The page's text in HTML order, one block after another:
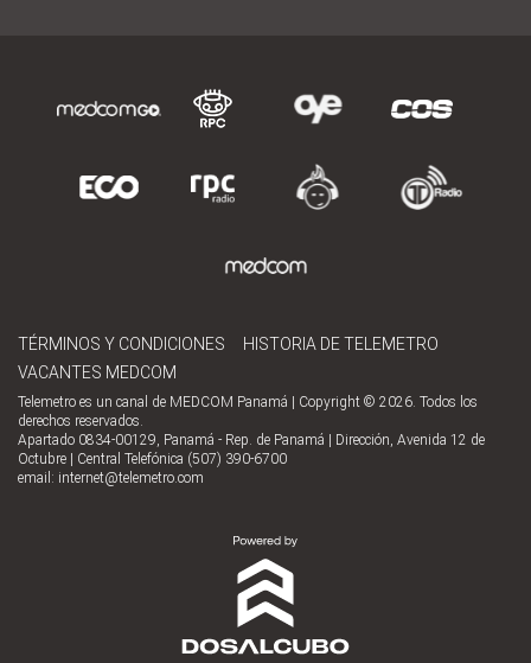
TÉRMINOS Y CONDICIONES
HISTORIA DE TELEMETRO
VACANTES MEDCOM
Telemetro es un canal de MEDCOM Panamá | Copyright © 2026. Todos los
derechos reservados.
Apartado 0834-00129, Panamá - Rep. de Panamá | Dirección, Avenida 12 de
Octubre | Central Telefónica (507) 390-6700
email: internet@telemetro.com